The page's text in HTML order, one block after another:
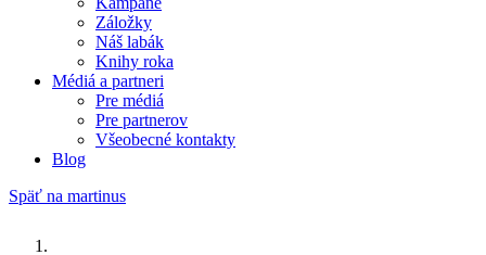
Záložky
Náš labák
Knihy roka
Médiá a partneri
Pre médiá
Pre partnerov
Všeobecné kontakty
Blog
Späť na martinus